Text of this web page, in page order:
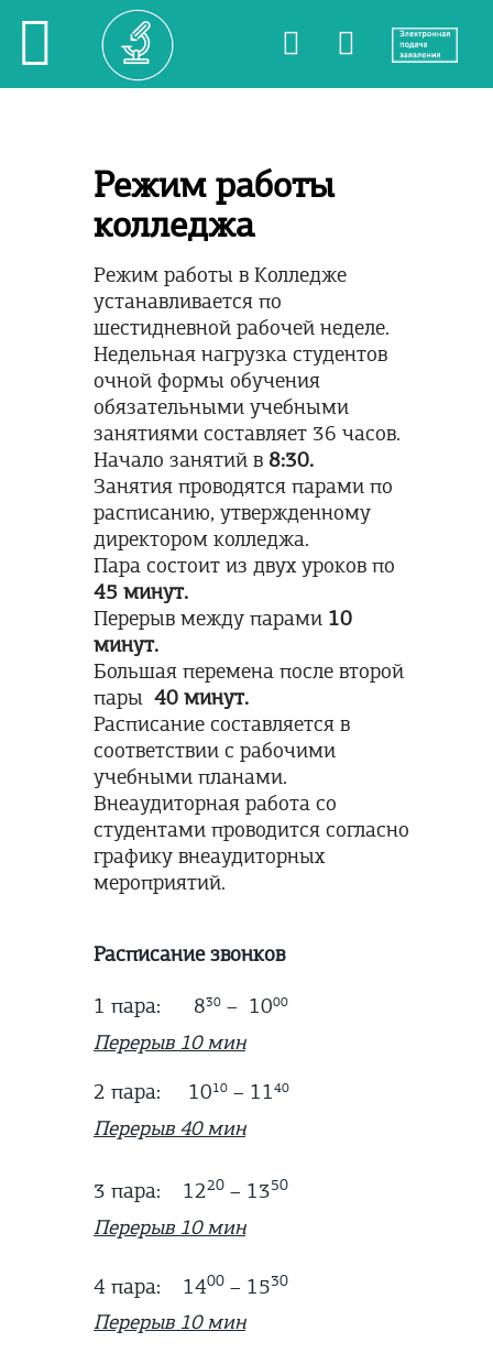
Режим работы
колледжа
Режим работы в Колледже
устанавливается по
шестидневной рабочей неделе.
Недельная нагрузка студентов
очной формы обучения
обязательными учебными
занятиями составляет 36 часов.
Начало занятий в 8:30.
Занятия проводятся парами по
расписанию, утвержденному
директором колледжа.
Пара состоит из двух уроков по
45 минут.
Перерыв между парами 10
минут.
Большая перемена после второй
пары 40 минут.
Расписание составляется в
соответствии с рабочими
учебными планами.
Внеаудиторная работа со
студентами проводится согласно
графику внеаудиторных
мероприятий.
Расписание звонков
1 пара: 830 – 1000
Перерыв 10 мин
2 пара:
1010 – 1140
Перерыв 40 мин
3 пара: 1220 – 1350
Перерыв 10 мин
4 пара: 1400 – 1530
Перерыв 10 мин